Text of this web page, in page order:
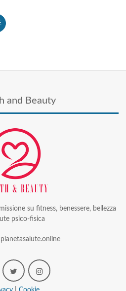
and Beauty
su fitness, benessere, bellezza
psico-fisica